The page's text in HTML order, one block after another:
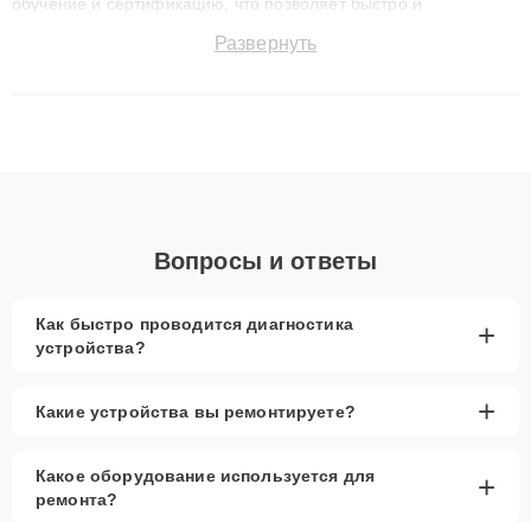
сохранением гарантии до 3 лет. Наши мастера решают
Развернуть
Вопросы и ответы
Как быстро проводится диагностика
устройства?
+
Какие устройства вы ремонтируете? +
Какое оборудование используется для
ремонта?
+